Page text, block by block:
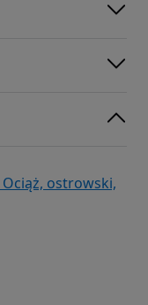
ostrowski,